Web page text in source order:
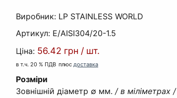
Виробник: LP STAINLESS WORLD
Артикул: E/AISI304/20-1.5
Ціна: 56.42 грн / шт.
в т.ч. 20 % ПДВ плюс доставка
Розміри
Зовнішній діаметр ∅ мм. / в міліметрах /